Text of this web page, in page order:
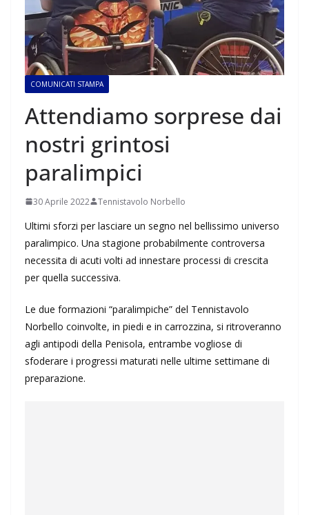
COMUNICATI STAMPA
Attendiamo sorprese dai
nostri grintosi
paralimpici
30 Aprile 2022 Tennistavolo Norbello
Ultimi sforzi per lasciare un segno nel bellissimo universo
paralimpico. Una stagione probabilmente controversa
necessita di acuti volti ad innestare processi di crescita
per quella successiva.
Le due formazioni “paralimpiche” del Tennistavolo
Norbello coinvolte, in piedi e in carrozzina, si ritroveranno
agli antipodi della Penisola, entrambe vogliose di
sfoderare i progressi maturati nelle ultime settimane di
preparazione.